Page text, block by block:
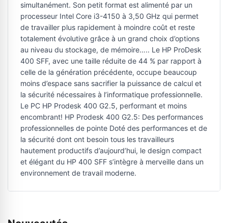
simultanément. Son petit format est alimenté par un
processeur Intel Core i3-4150 à 3,50 GHz qui permet
de travailler plus rapidement à moindre coût et reste
totalement évolutive grâce à un grand choix d’options
au niveau du stockage, de mémoire….. Le HP ProDesk
400 SFF, avec une taille réduite de 44 % par rapport à
celle de la génération précédente, occupe beaucoup
moins d’espace sans sacrifier la puissance de calcul et
la sécurité nécessaires à l’informatique professionnelle.
Le PC HP Prodesk 400 G2.5, performant et moins
encombrant! HP Prodesk 400 G2.5: Des performances
professionnelles de pointe Doté des performances et de
la sécurité dont ont besoin tous les travailleurs
hautement productifs d’aujourd’hui, le design compact
et élégant du HP 400 SFF s’intègre à merveille dans un
environnement de travail moderne.